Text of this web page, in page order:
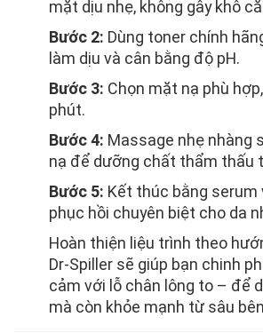
mặt dịu nhẹ, không gây khô
Bước 2: Dùng toner chính
làm dịu và cân bằng độ pH.
Bước 3: Chọn mặt nạ phù
phút.
Bước 4: Massage nhẹ nhàng
nạ để dưỡng chất thẩm thấu
Bước 5: Kết thúc bằng serum
phục hồi chuyên biệt cho da
Hoàn thiện liệu trình theo
Dr‑Spiller sẽ giúp bạn chinh
cảm với lỗ chân lông to – để
mà còn khỏe mạnh từ sâu